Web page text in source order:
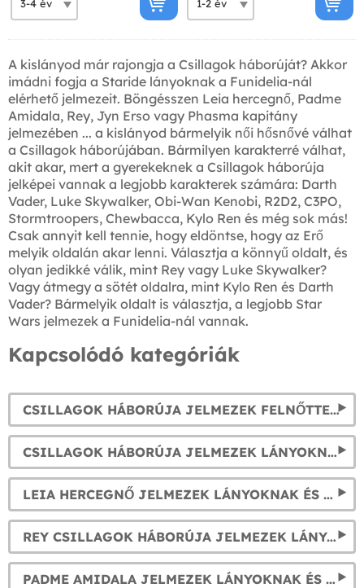
A kislányod már rajongja a Csillagok háborúját? Akkor
imádni fogja a Staride lányoknak a Funidelia-nál
elérhető jelmezeit. Böngésszen Leia hercegnő, Padme
Amidala, Rey, Jyn Erso vagy Phasma kapitány
jelmezében ... a kislányod bármelyik női hősnővé válhat
a Csillagok háborújában. Bármilyen karakterré válhat,
akit akar, mert a gyerekeknek a Csillagok háborúja
jelképei vannak a legjobb karakterek számára: Darth
Vader, Luke Skywalker, Obi-Wan Kenobi, R2D2, C3PO,
Stormtroopers, Chewbacca, Kylo Ren és még sok más!
Csak annyit kell tennie, hogy eldöntse, hogy az Erő
melyik oldalán akar lenni. Választja a könnyű oldalt, és
olyan jedikké válik, mint Rey vagy Luke Skywalker?
Vagy átmegy a sötét oldalra, mint Kylo Ren és Darth
Vader? Bármelyik oldalt is választja, a legjobb Star
Wars jelmezek a Funidelia-nál vannak.
Kapcsolódó kategóriák
CSILLAGOK HÁBORÚJA JELMEZEK FELNŐTTEKNEK
CSILLAGOK HÁBORÚJA JELMEZEK LÁNYOKNAK ÉS FIÚKNAK
LEIA HERCEGNŐ JELMEZEK LÁNYOKNAK ÉS NŐKNEK
REY CSILLAGOK HÁBORÚJA JELMEZEK LÁNYOKNAK ÉS NŐKNEK
PADME AMIDALA JELMEZEK LÁNYOKNAK ÉS NŐKNEK